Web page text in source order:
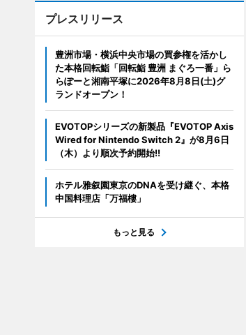
プレスリリース
豊洲市場・横浜中央市場の買参権を活かし
た本格回転鮨「回転鮨 豊洲 まぐろ一番」ら
らぽーと湘南平塚に2026年8月8日(土)グ
ランドオープン！
EVOTOPシリーズの新製品『EVOTOP Axis
Wired for Nintendo Switch 2』が8月6日
（木）より順次予約開始!!
ホテル雅叙園東京のDNAを受け継ぐ、本格
中国料理店「万福樓」
もっと見る